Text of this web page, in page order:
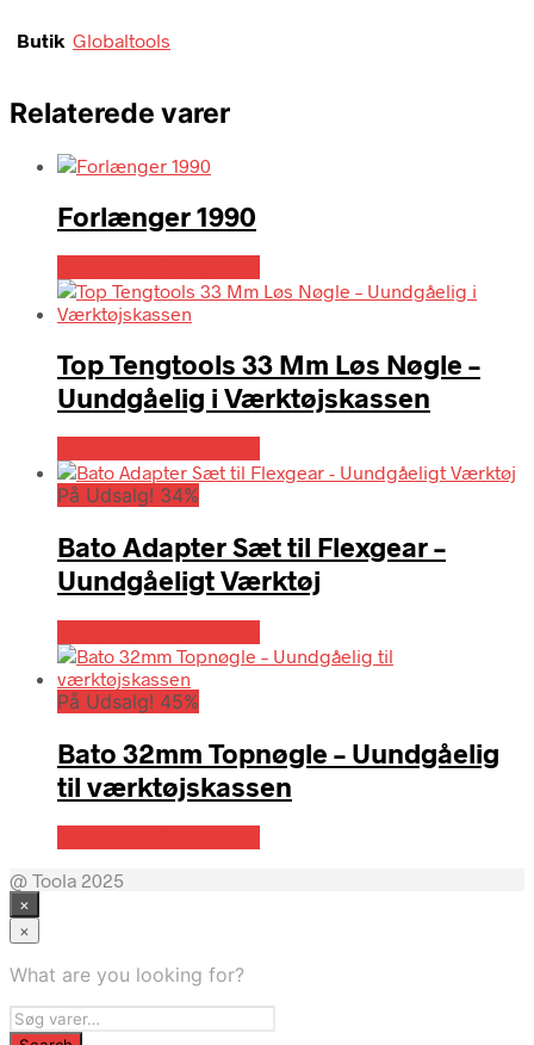
Butik Globaltools
Relaterede varer
Forlænger 1990
Top Tengtools 33 Mm Løs Nøgle –
Uundgåelig i Værktøjskassen
På Udsalg! 34%
Bato Adapter Sæt til Flexgear –
Uundgåeligt Værktøj
På Udsalg! 45%
Bato 32mm Topnøgle – Uundgåelig
til værktøjskassen
@ Toola 2025
×
×
What are you looking for?